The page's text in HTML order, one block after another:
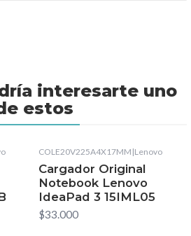
interesarte uno
estos
COLE20V225A4X17MM |Lenovo
Cargador Original
Notebook Lenovo
IdeaPad 3 15IML05
$33.000